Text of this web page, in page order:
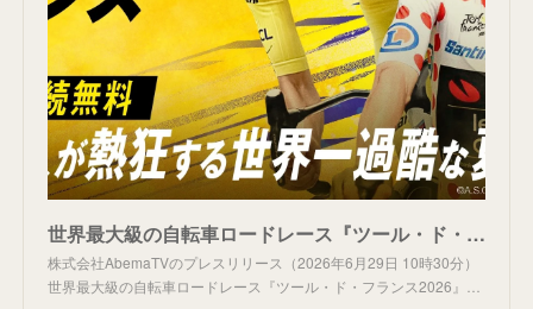
世界最大級の自転車ロードレース『ツール・ド・フランス2026』「ABEMA de J SPORTS」にて開幕から3日間連続無料生中継決定！聖飢魔II・ルーク篁参謀、SKE48・荒野姫楓のゲスト出演も
株式会社AbemaTVのプレスリリース（2026年6月29日 10時30分）
世界最大級の自転車ロードレース『ツール・ド・フランス2026』…